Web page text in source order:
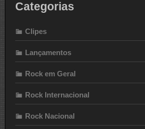
Categorias
Clipes
Lançamentos
Rock em Geral
Rock Internacional
Rock Nacional